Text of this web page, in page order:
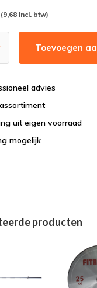
(9,68 Incl. btw)
Toevoegen
advies
uit eigen voorraad
mogelijk
producten